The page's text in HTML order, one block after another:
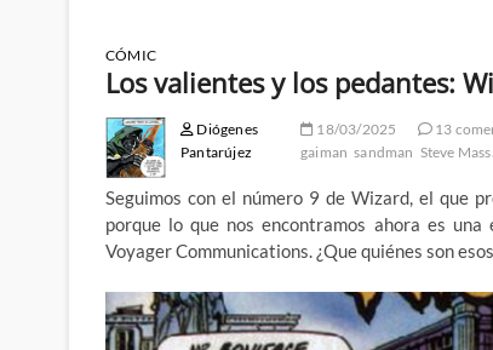
CÓMIC
Los valientes y los pedantes:
Diógenes
Pantarújez
18/03/2025 13
gaiman sandman Steve
Seguimos con el número 9 de Wizard, el que
porque lo que nos encontramos ahora es
Voyager Communications. ¿Que quiénes son